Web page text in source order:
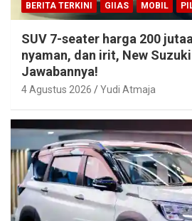
BERITA TERKINI GIIAS MOBIL
SUV 7-seater harga 200
nyaman, dan irit, New
Jawabannya!
4 Agustus 2026 Yudi Atmaja